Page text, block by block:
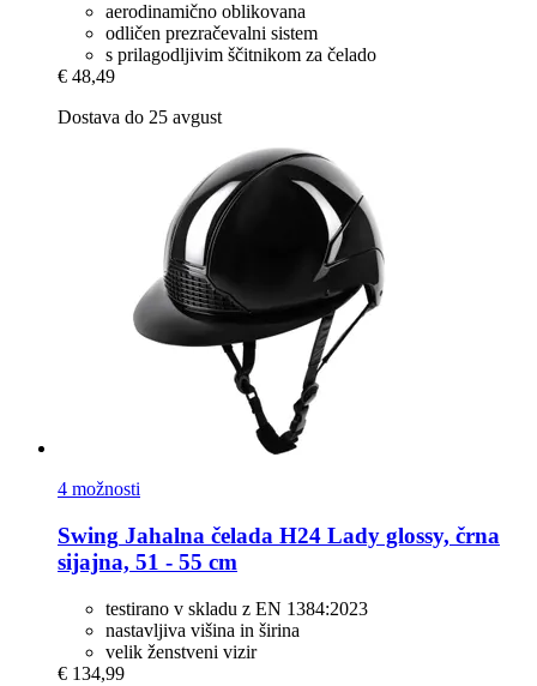
aerodinamično oblikovana
odličen prezračevalni sistem
s prilagodljivim ščitnikom za čelado
€ 48,49
Dostava do 25 avgust
4 možnosti
Swing Jahalna čelada H24 Lady glossy, črna
sijajna, 51 -​ 55 cm
testirano v skladu z EN 1384:2023
nastavljiva višina in širina
velik ženstveni vizir
€ 134,99